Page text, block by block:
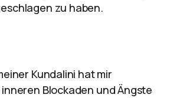
zu haben.
Kundalini hat mir
Blockaden und Ängste